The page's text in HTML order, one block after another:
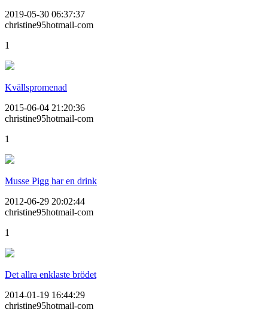
2019-05-30 06:37:37
christine95hotmail-com
1
Kvällspromenad
2015-06-04 21:20:36
christine95hotmail-com
1
Musse Pigg har en drink
2012-06-29 20:02:44
christine95hotmail-com
1
Det allra enklaste brödet
2014-01-19 16:44:29
christine95hotmail-com